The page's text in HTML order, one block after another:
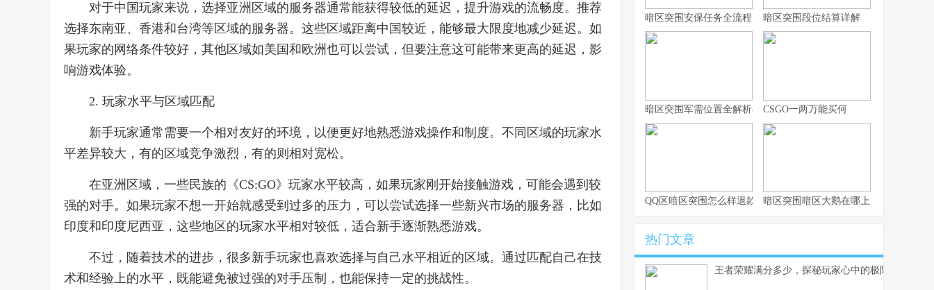
对于中国玩家来说，选择亚洲区域的服务器通常能获得较低的延迟，提升游戏的流畅度。推荐
选择东南亚、香港和台湾等区域的服务器。这些区域距离中国较近，能够最大限度地减少延迟。如
果玩家的网络条件较好，其他区域如美国和欧洲也可以尝试，但要注意这可能带来更高的延迟，影
响游戏体验。
2. 玩家水平与区域匹配
新手玩家通常需要一个相对友好的环境，以便更好地熟悉游戏操作和制度。不同区域的玩家水
平差异较大，有的区域竞争激烈，有的则相对宽松。
在亚洲区域，一些民族的《CS:GO》玩家水平较高，如果玩家刚开始接触游戏，可能会遇到较
强的对手。如果玩家不想一开始就感受到过多的压力，可以尝试选择一些新兴市场的服务器，比如
印度和印度尼西亚，这些地区的玩家水平相对较低，适合新手逐渐熟悉游戏。
不过，随着技术的进步，很多新手玩家也喜欢选择与自己水平相近的区域。通过匹配自己在技
术和经验上的水平，既能避免被过强的对手压制，也能保持一定的挑战性。
暗区突围安保任务全流程实战指南暗区突围段位结算详解
暗区突围军需位置全解析与实战思路CSGO一两万能买何
QQ区暗区突围怎么样退款 暗区突围暗区大鹅在哪上
热门文章
王者荣耀满分多少，探秘玩家心中的极限征途，